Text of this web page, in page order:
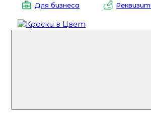
Для бизнеса